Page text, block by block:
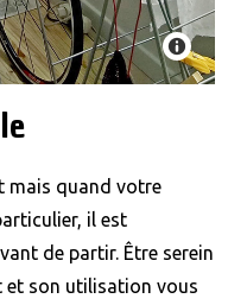
mais quand votre
il est
de partir. Être serein
et son utilisation vous